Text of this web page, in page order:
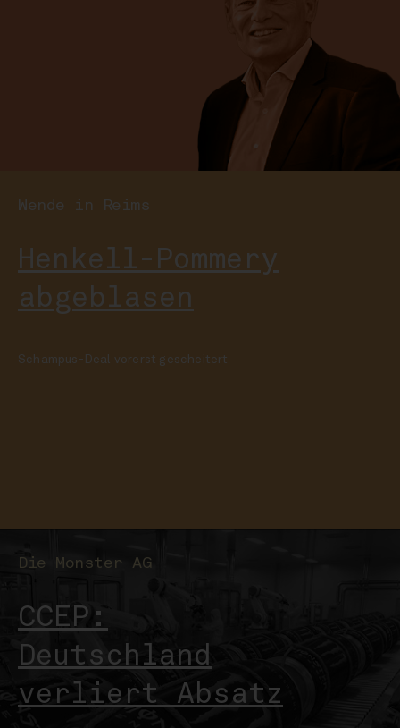
Wende in Reims
Henkell-Pommery
abgeblasen
Schampus-Deal vorerst gescheitert
Die Monster AG
CCEP:
Deutschland
verliert Absatz